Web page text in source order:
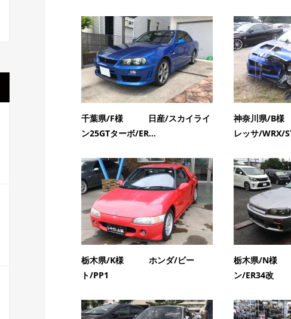
千葉県/F様 日産/スカイライ
ン25GTターボ/ER...
神奈川県/B
レッサ/WRX/
栃木県/K様 ホンダ/ビー
ト/PP1
栃木県/N様
ン/ER34改